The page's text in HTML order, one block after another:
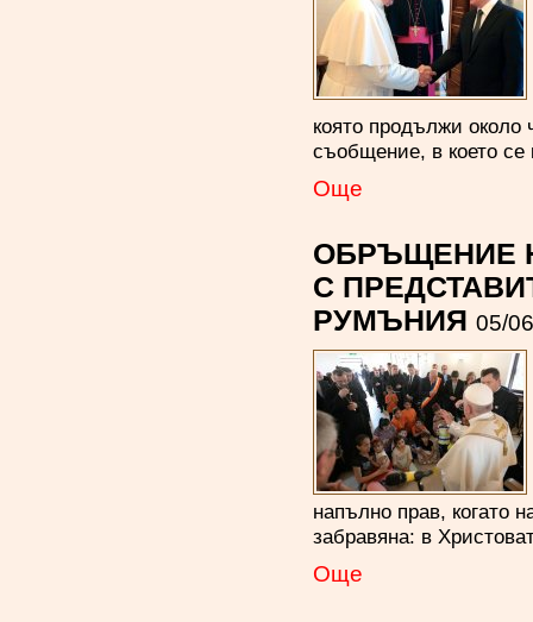
която продължи около
съобщение, в което се
Oще
ОБРЪЩЕНИЕ
С
РУМЪНИЯ 05/
напълно прав, когато
забравяна: в
Oще